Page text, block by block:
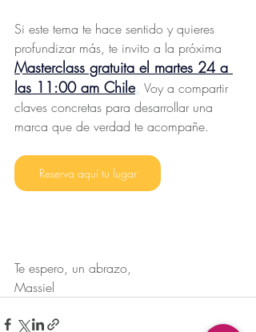
Si este tema te hace sentido y quieres
profundizar más, te invito a la próxima
Masterclass gratuita el martes 24 a
las 11:00 am Chile. Voy a compartir
claves concretas para desarrollar una
marca que de verdad te acompañe.
Reserva aquí tu lugar
Te espero, un abrazo,
Massiel